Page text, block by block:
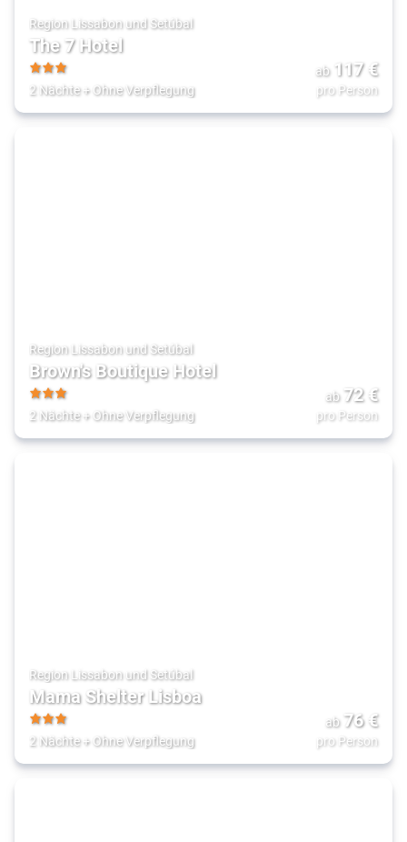
Region Lissabon und Setúbal
The 7 Hotel
3
2 Nächte+ Ohne Verpflegung
ab 117€
pro Person
Region Lissabon und Setúbal
Brown's Boutique Hotel
3
2 Nächte+ Ohne Verpflegung
ab 72€
pro Person
Region Lissabon und Setúbal
Mama Shelter Lisboa
3
2 Nächte+ Ohne Verpflegung
ab 76€
pro Person